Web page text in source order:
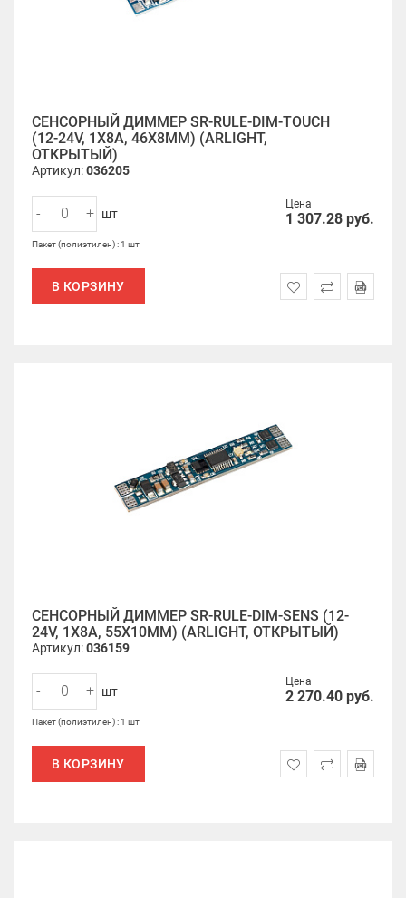
СЕНСОРНЫЙ ДИММЕР SR-RULE-DIM-TOUCH
(12-24V, 1X8A, 46X8MM) (ARLIGHT,
ОТКРЫТЫЙ)
Артикул:036205
Цена
1 307.28 руб.
- + шт
Пакет (полиэтилен) : 1 шт
В КОРЗИНУ
СЕНСОРНЫЙ ДИММЕР SR-RULE-DIM-SENS (12-
24V, 1X8A, 55X10MM) (ARLIGHT, ОТКРЫТЫЙ)
Артикул:036159
Цена
2 270.40 руб.
- + шт
Пакет (полиэтилен) : 1 шт
В КОРЗИНУ